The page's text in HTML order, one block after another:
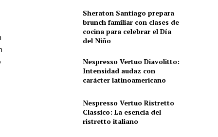
Sheraton Santiago prepara
brunch familiar con clases de
cocina para celebrar el Día
del Niño
Nespresso Vertuo Diavolitto:
Intensidad audaz con
carácter latinoamericano
Nespresso Vertuo Ristretto
Classico: La esencia del
ristretto italiano